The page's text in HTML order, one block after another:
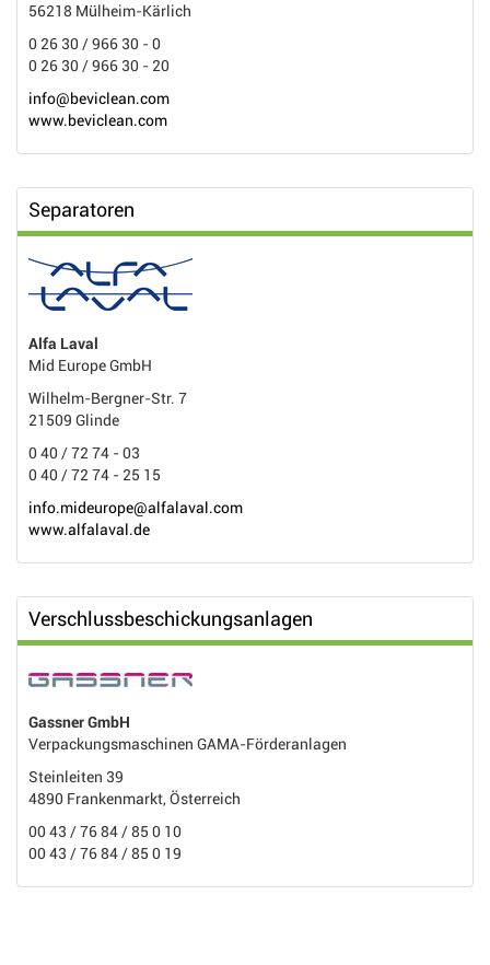
56218 Mülheim-Kärlich
0 26 30 / 966 30 - 0
0 26 30 / 966 30 - 20
info@beviclean.com
www.beviclean.com
Separatoren
Alfa Laval
Mid Europe GmbH
Wilhelm-Bergner-Str. 7
21509 Glinde
0 40 / 72 74 - 03
0 40 / 72 74 - 25 15
info.mideurope@alfalaval.com
www.alfalaval.de
Verschlussbeschickungsanlagen
Gassner GmbH
Verpackungsmaschinen GAMA-Förderanlagen
Steinleiten 39
4890 Frankenmarkt, Österreich
00 43 / 76 84 / 85 0 10
00 43 / 76 84 / 85 0 19